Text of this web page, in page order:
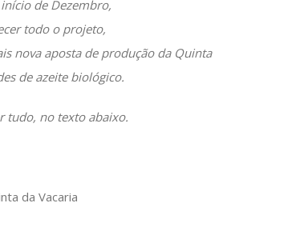
de Dezembro,
todo o projeto,
nova aposta de produção da Quinta
de azeite biológico.
tudo, no texto abaixo.